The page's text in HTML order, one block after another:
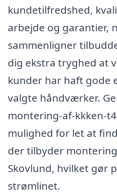
kundetilfredshed,
arbejde og garantier,
sammenligner
dig ekstra tryghed at
kunder har haft gode
valgte håndværker.
montering-af-kkken-
mulighed for let at
der tilbyder
Skovlund, hvilket gør
strømlinet.